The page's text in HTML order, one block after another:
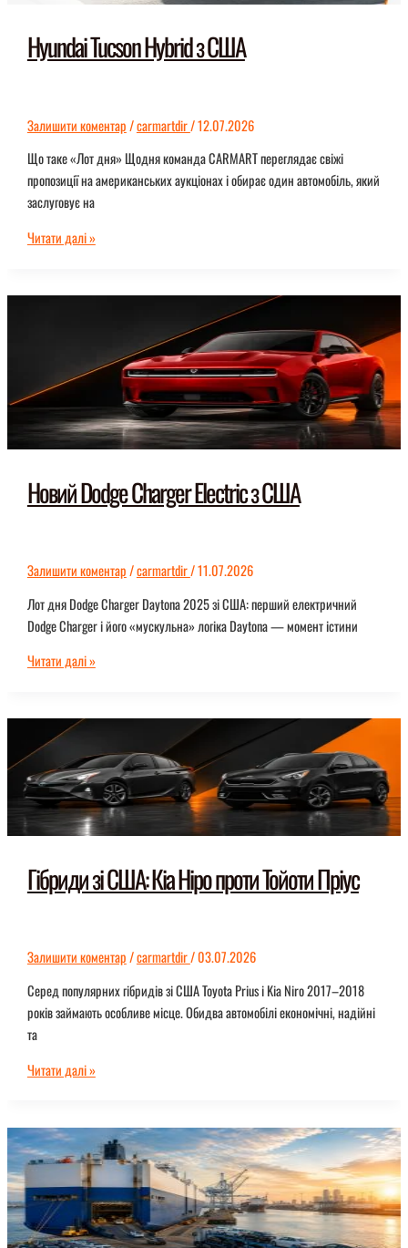
Hyundai Tucson Hybrid з США
Залишити коментар/carmartdir/12.07.2026
Що таке «Лот дня» Щодня команда CARMART переглядає свіжі
пропозиції на американських аукціонах і обирає один автомобіль, який
заслуговує на
Hyundai
Читати далі »
Новий Dodge Charger Electric з США
Залишити коментар/carmartdir/11.07.2026
Лот дня Dodge Charger Daytona 2025 зі США: перший електричний
Dodge Charger і його «мускульна» логіка Daytona — момент істини
Новий
США
Читати далі »
Гібриди зі США: Кіа Ніро проти Тойоти Пріус
Залишити коментар/carmartdir/03.07.2026
Серед популярних гібридів зі США Toyota Prius і Kia Niro 2017–2018
років займають особливе місце. Обидва автомобілі економічні, надійні
та
Гібриди
Кіа
Ніро
проти
Тойоти
Пріус
Читати далі »